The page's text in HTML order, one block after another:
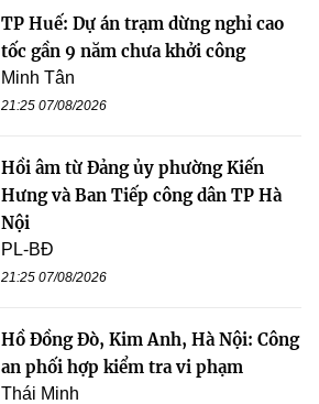
TP Huế: Dự án trạm dừng nghỉ cao
tốc gần 9 năm chưa khởi công
Minh Tân
21:25 07/08/2026
Hồi âm từ Đảng ủy phường Kiến
Hưng và Ban Tiếp công dân TP Hà
Nội
PL-BĐ
21:25 07/08/2026
Hồ Đồng Đò, Kim Anh, Hà Nội: Công
an phối hợp kiểm tra vi phạm
Thái Minh